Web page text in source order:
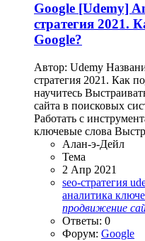
Google [Udemy]
стратегия 2021.
Google?
Автор: Udemy
стратегия 2021. Как
научитесь
сайта в поисковых
Работать с
ключевые слова
Алан-э-Дейл
Тема
2 Апр 2021
seo-стратегия
аналитика
продвижение
Ответы: 0
Форум: Google